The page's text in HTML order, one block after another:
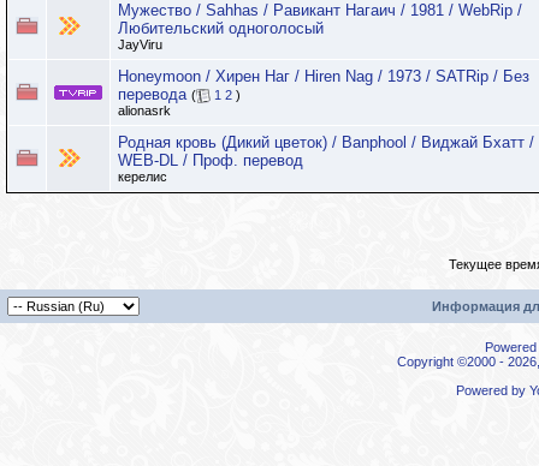
Мужество / Sahhas / Равикант Нагаич / 1981 / WebRip /
Любительский одноголосый
JayViru
Honeymoon / Хирен Наг / Hiren Nag / 1973 / SATRip / Без
перевода ( 1 2 )
alionasrk
Родная кровь (Дикий цветок) / Banphool / Виджай Бхатт /
WEB-DL / Проф. перевод
керелис
Текущее
Информация
Copyright ©2000 -
Powered by